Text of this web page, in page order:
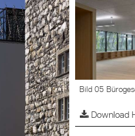
Bild 05
Download